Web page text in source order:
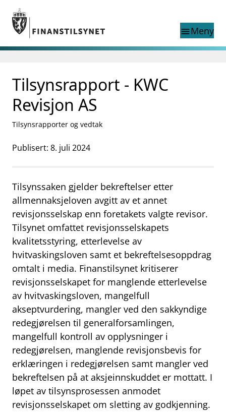
Gå til hovedinnhold
Gå til søkesiden
menuMeny
nettstedet
language
English
exist in English
Aktuelt
Finanstilsynets registre
businessOm Finanstilsynet
mail_outlineKontakt oss
work_outlineJobb hos oss
dashboardInformasjon for investorer
notifications_noneAbonner på nyhetsvarsel
Tilsynsrapport - KWC
Revisjon AS
Tilsynsrapporter og vedtak
Publisert: 8. juli 2024
Tilsynssaken gjelder bekreftelser etter
allmennaksjeloven avgitt av et annet
revisjonsselskap enn foretakets valgte revisor.
Tilsynet omfattet revisjonsselskapets
kvalitetsstyring, etterlevelse av
hvitvaskingsloven samt et bekreftelsesoppdrag
omtalt i media. Finanstilsynet kritiserer
revisjonsselskapet for manglende etterlevelse
av hvitvaskingsloven, mangelfull
akseptvurdering, mangler ved den sakkyndige
redegjørelsen til generalforsamlingen,
mangelfull kontroll av opplysninger i
redegjørelsen, manglende revisjonsbevis for
erklæringen i redegjørelsen samt mangler ved
bekreftelsen på at aksjeinnskuddet er mottatt. I
løpet av tilsynsprosessen anmodet
revisjonsselskapet om sletting av godkjenning.